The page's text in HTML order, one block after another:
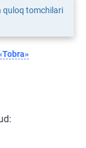
quloq tomchilari